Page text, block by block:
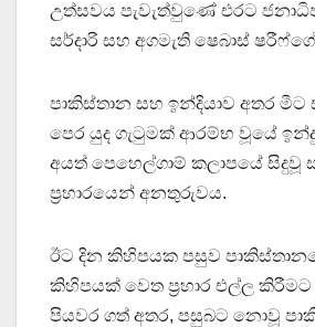
උත්සවය පැවැත්වුණේ එරට
සර්දාරි සහ අගමැති ෂෙබාස්
පාකිස්තාන සහ ඉන්දියාව අතර
පෙර යුද ගැටුමක් ආරම්භ වූයේ
අයත් පෙහෙල්ගාම් කලාපයේ සිදුවූ
ප්‍රහාරයෙන් අනතුරුවය.
ඊට දින කිහිපයක පසුව
කිහිපයක් වෙත ප්‍රහාර එල්ල කිරීමට
පියවර ගත් අතර, පසුබට නොවූ